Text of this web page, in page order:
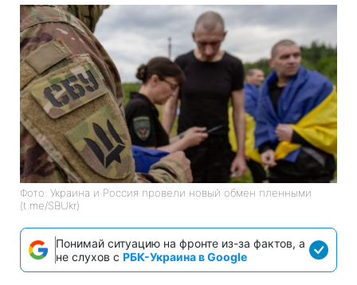
Фото: Украина и Россия провели новый обмен пленными
(t.me/SBUkr)
Понимай ситуацию на фронте из-за фактов, а
не слухов с РБК-Украина в Google